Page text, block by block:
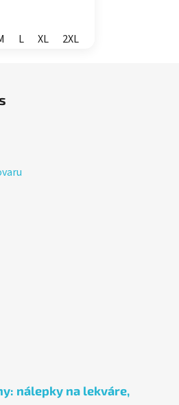
L XL 2XL
nálepky na lekváre,